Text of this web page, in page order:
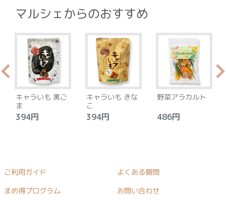
マルシェからのおすすめ
キャラいも 黒ご
ま
394円
キャラいも きな
こ
394円
野菜アラカルト
486円
ご利用ガイド よくある質問
まめ得プログラム お問い合わせ